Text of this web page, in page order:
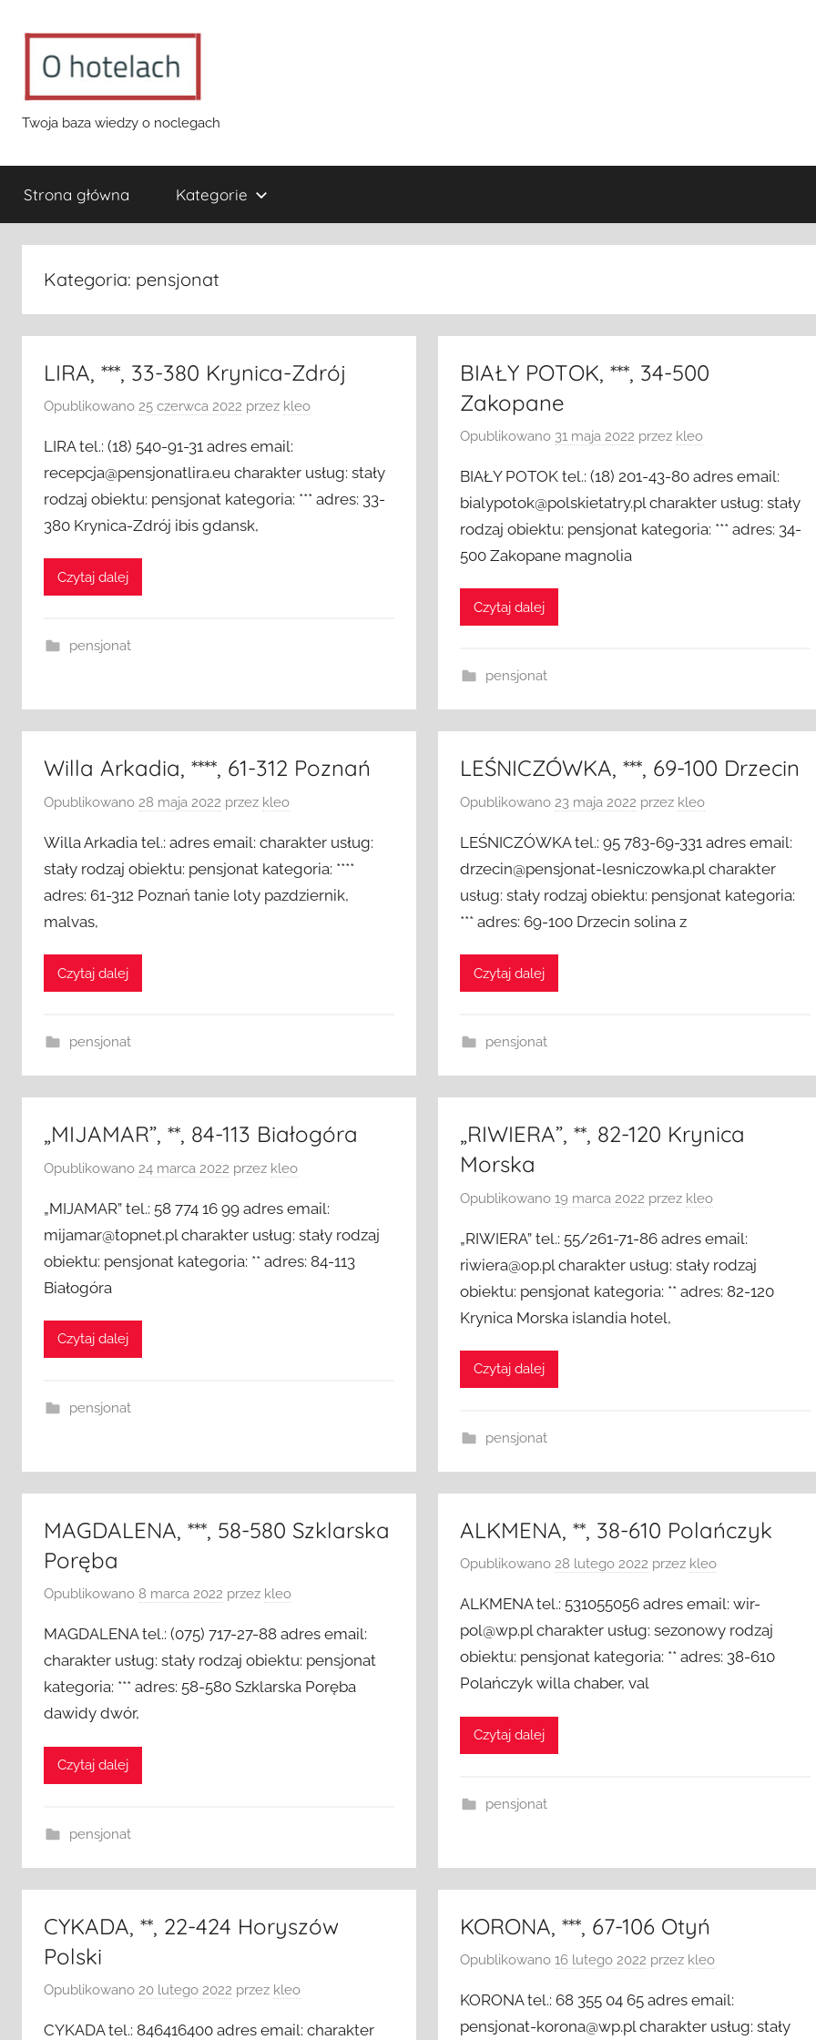
o-
hotelach.pl
Twoja baza wiedzy o noclegach
Strona główna Kategorie
Kategoria: pensjonat
LIRA, ***, 33-380 Krynica-Zdrój
Opublikowano 25 czerwca 2022 przez kleo
LIRA tel.: (18) 540-91-31 adres email:
recepcja@pensjonatlira.eu charakter usług: stały
rodzaj obiektu: pensjonat kategoria: *** adres: 33-
380 Krynica-Zdrój ibis gdansk,
Czytaj dalej
pensjonat
BIAŁY POTOK, ***, 34-500
Zakopane
Opublikowano 31 maja 2022 przez kleo
BIAŁY POTOK tel.: (18) 201-43-80 adres email:
bialypotok@polskietatry.pl charakter usług: stały
rodzaj obiektu: pensjonat kategoria: *** adres: 34-
500 Zakopane magnolia
Czytaj dalej
pensjonat
Willa Arkadia, ****, 61-312 Poznań
Opublikowano 28 maja 2022 przez kleo
Willa Arkadia tel.: adres email: charakter usług:
stały rodzaj obiektu: pensjonat kategoria: ****
adres: 61-312 Poznań tanie loty pazdziernik,
malvas,
Czytaj dalej
pensjonat
LEŚNICZÓWKA, ***, 69-100 Drzecin
Opublikowano23 maja 2022 przez kleo
LEŚNICZÓWKA tel.: 95 783-69-331 adres email:
drzecin@pensjonat-lesniczowka.pl charakter
usług: stały rodzaj obiektu: pensjonat kategoria:
*** adres: 69-100 Drzecin solina z
Czytaj dalej
pensjonat
„MIJAMAR”, **, 84-113 Białogóra
Opublikowano 24 marca 2022 przez kleo
„MIJAMAR” tel.: 58 774 16 99 adres email:
mijamar@topnet.pl charakter usług: stały rodzaj
obiektu: pensjonat kategoria: ** adres: 84-113
Białogóra
Czytaj dalej
pensjonat
„RIWIERA”, **, 82-120 Krynica
Morska
Opublikowano19 marca 2022 przez kleo
„RIWIERA” tel.: 55/261-71-86 adres email:
riwiera@op.pl charakter usług: stały rodzaj
obiektu: pensjonat kategoria: ** adres: 82-120
Krynica Morska islandia hotel,
Czytaj dalej
pensjonat
MAGDALENA, ***, 58-580 Szklarska
Poręba
Opublikowano 8 marca 2022 przez kleo
MAGDALENA tel.: (075) 717-27-88 adres email:
charakter usług: stały rodzaj obiektu: pensjonat
kategoria: *** adres: 58-580 Szklarska Poręba
dawidy dwór,
Czytaj dalej
pensjonat
ALKMENA, **, 38-610 Polańczyk
Opublikowano28 lutego 2022 przez kleo
ALKMENA tel.: 531055056 adres email: wir-
pol@wp.pl charakter usług: sezonowy rodzaj
obiektu: pensjonat kategoria: ** adres: 38-610
Polańczyk willa chaber, val
Czytaj dalej
pensjonat
CYKADA, **, 22-424 Horyszów
Polski
Opublikowano 20 lutego 2022 przez kleo
CYKADA tel.: 846416400 adres email: charakter
KORONA, ***, 67-106 Otyń
Opublikowano16 lutego 2022 przez kleo
KORONA tel.: 68 355 04 65 adres email:
pensjonat-korona@wp.pl charakter usług: stały